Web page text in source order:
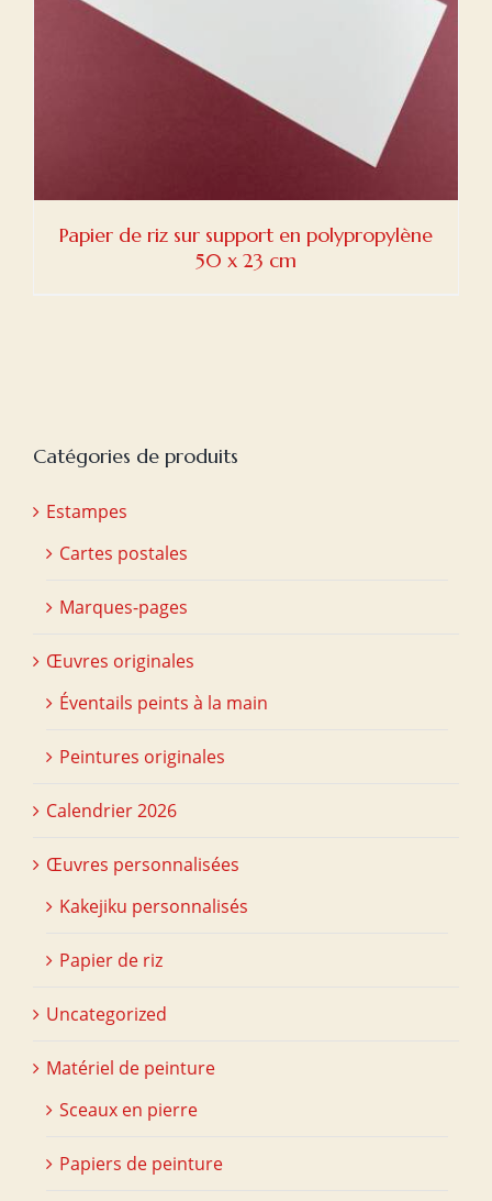
Papier de riz sur support en polypropylène
50 x 23 cm
Catégories de produits
Estampes
Cartes postales
Marques-pages
Œuvres originales
Éventails peints à la main
Peintures originales
Calendrier 2026
Œuvres personnalisées
Kakejiku personnalisés
Papier de riz
Uncategorized
Matériel de peinture
Sceaux en pierre
Papiers de peinture